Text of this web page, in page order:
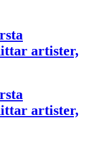
artister,
artister,